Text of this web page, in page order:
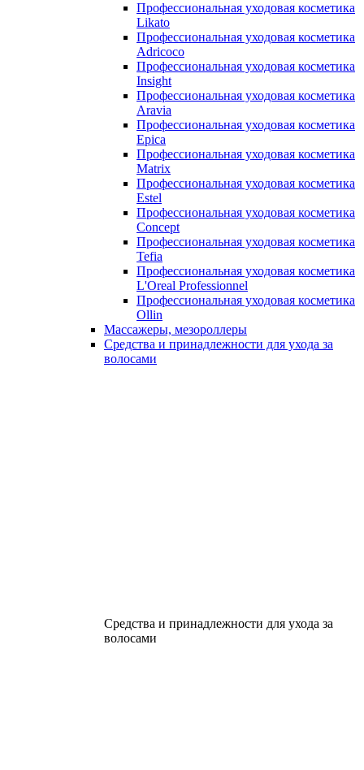
Профессиональная уходовая косметика
Likato
Профессиональная уходовая косметика
Adricoco
Профессиональная уходовая косметика
Insight
Профессиональная уходовая косметика
Aravia
Профессиональная уходовая косметика
Epica
Профессиональная уходовая косметика
Matrix
Профессиональная уходовая косметика
Estel
Профессиональная уходовая косметика
Concept
Профессиональная уходовая косметика
Tefia
Профессиональная уходовая косметика
L'Oreal Professionnel
Профессиональная уходовая косметика
Ollin
Массажеры, мезороллеры
Средства и принадлежности для ухода за
волосами
Средства и принадлежности для ухода за
волосами